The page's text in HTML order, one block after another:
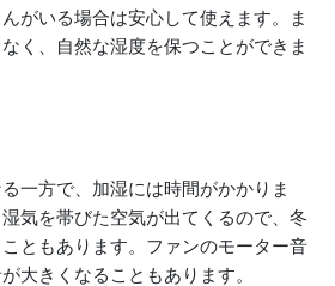
がいる場合は安心して使えます。ま
く、自然な湿度を保つことができま
一方で、加湿には時間がかかりま
気を帯びた空気が出てくるので、冬
ともあります。ファンのモーター音
大きくなることもあります。